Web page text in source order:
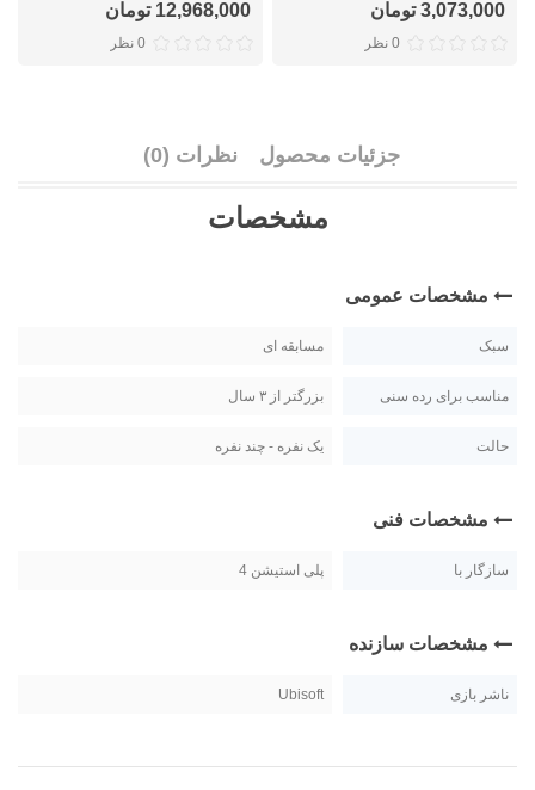
3,073,000 تومان
0 نظر
12,968,000 تومان
0 نظر
جزئیات محصول نظرات (0)
مشخصات
مشخصات عمومی
سبک مسابقه ای
مناسب برای رده سنی بزرگتر از ۳ سال
حالت یک نفره - چند نفره
مشخصات فنی
سازگار با پلی استیشن 4
مشخصات سازنده
ناشر بازی Ubisoft